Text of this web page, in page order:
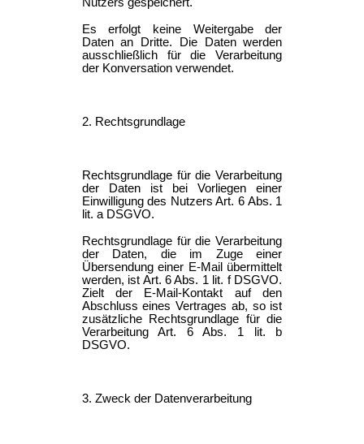
Es erfolgt keine Weitergabe der
Daten an Dritte. Die Daten werden
ausschließlich für die Verarbeitung
der Konversation verwendet.
2. Rechtsgrundlage
Rechtsgrundlage für die Verarbeitung
der Daten ist bei Vorliegen einer
Einwilligung des Nutzers Art. 6 Abs. 1
lit. a DSGVO.
Rechtsgrundlage für die Verarbeitung
der Daten, die im Zuge einer
Übersendung einer E-Mail übermittelt
werden, ist Art. 6 Abs. 1 lit. f DSGVO.
Zielt der E-Mail-Kontakt auf den
Abschluss eines Vertrages ab, so ist
zusätzliche Rechtsgrundlage für die
Verarbeitung Art. 6 Abs. 1 lit. b
DSGVO.
3. Zweck der Datenverarbeitung